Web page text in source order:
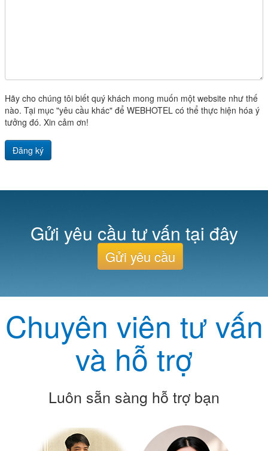
Hãy cho chúng tôi biết quý khách mong muốn một website như thế
nào. Tại mục "yêu cầu khác" để WEBHOTEL có thể thực hiện hóa ý
tưởng đó. Xin cảm ơn!
Đăng ký
Gửi yêu cầu tư vấn tại đây
Gửi yêu cầu
Chuyên viên tư vấn
và hỗ trợ
Luôn sẵn sàng hỗ trợ bạn